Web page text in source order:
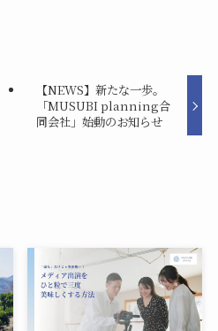
【NEWS】新たな一歩。
「MUSUBI planning合
同会社」始動のお知らせ